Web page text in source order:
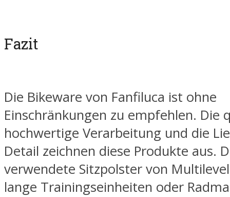
Fazit
Die Bikeware von Fanfiluca ist ohne
Einschränkungen zu empfehlen. Die
hochwertige Verarbeitung und die
Detail zeichnen diese Produkte aus.
verwendete Sitzpolster von
lange Trainingseinheiten oder